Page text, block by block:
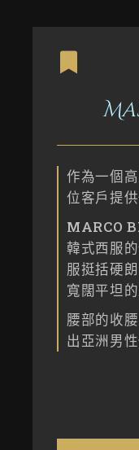
作為一個
位客戶提
MARCO
韓式西服
服挺括硬
寬闊平坦
腰部的收
出亞洲男